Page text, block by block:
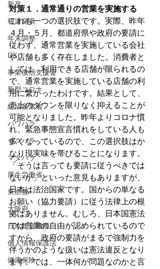
新卒
報道発表
年末調整
DX
事業復活支援金
新型コロナ
経済産業省
パワハラ
セクハラ
マタハラ
厚生労働省
東京都
大阪府
日本年金機構
個人情報保護法
健康保険
対策１．通常通りの営業を実施する
これも一つの選択肢です。実際、昨年
４月・５月、都道府県や政府の要請に
従わず、通常営業を実施している会社
や店舗も多く存在しました。消費者と
しては、利用できる店舗が限られるの
で、通常営業を実施している店舗の利
用に繋がったわけです。結果として、
売上のダウンを限りなく抑えることが
可能となりました。昨年よりコロナ慣
れ、緊急事態宣言慣れをしている人も
多くなっているので、この選択肢はか
なり現実味を帯びることになります。
「そうは言っても要請に従うべきでは
ないか」といった意見もありますが、
日本は法治国家です。国からの単なる
お願い（協力要請）に従う法律上の根
拠はありません。むしろ、日本国憲法
では営業の自由が認められているので
すから、政府の要請がまるで強制力を
伴うかのような扱いは憲法違反となり
ます。では、一体何が問題なのかと言